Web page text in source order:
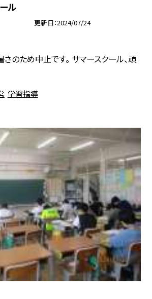
ル
更新日 2024/07/24
のため中止です。 サマースクール、頑
学習指導